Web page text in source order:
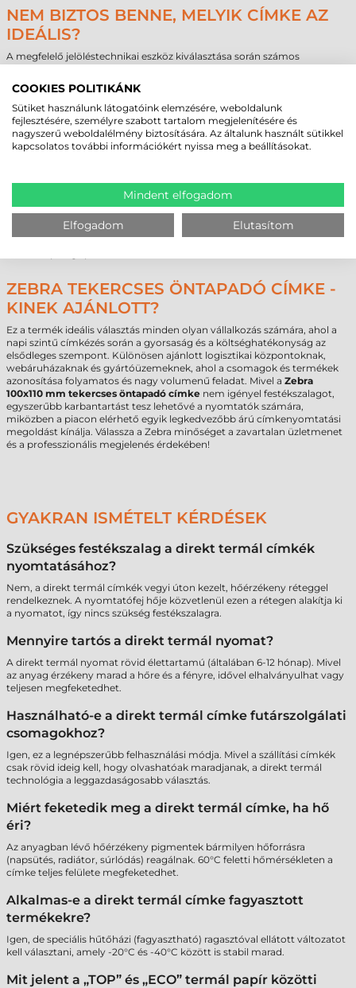
NEM BIZTOS BENNE, MELYIK CÍMKE AZ
IDEÁLIS?
A megfelelő jelöléstechnikai eszköz kiválasztása során számos
a felhasználási környezetig. A
címkekiváló általános célú megoldás, de speciális igények – például
extrém hideg, nedvesség vagy hosszú távú kültéri tárolás – esetén
érdemes megvizsgálni a műanyag alapanyagú vagy termotranszfer
alternatívákat is. A technológiai kompatibilitás és az elvárt élettartam
pontos meghatározása segít elkerülni a felesleges költségeket és a hibás
legmegfelelőbb kellékanyag kiválasztásában. Amennyiben egyedi
igényeik merülnek fel, vagy nagy volumenű beszerzést terveznek, kérjék
személyre szabott ajánlatunkat. A célunk, hogy olyan megoldást
biztosítsunk, amely a legoptimálisabb egyensúlyt teremti meg a
költségek, a tartósság és a nyomtatási minőség között, figyelembe véve
ZEBRA TEKERCSES ÖNTAPADÓ CÍMKE -
KINEK AJÁNLOTT?
Ez a termék ideális választás minden olyan vállalkozás számára, ahol a
napi szintű címkézés során a gyorsaság és a költséghatékonyság az
elsődleges szempont. Különösen ajánlott logisztikai központoknak,
webáruházaknak és gyártóüzemeknek, ahol a csomagok és termékek
azonosítása folyamatos és nagy volumenű feladat. Mivel a Zebra
100x110 mm tekercses öntapadó címke nem igényel festékszalagot,
egyszerűbb karbantartást tesz lehetővé a nyomtatók számára,
miközben a piacon elérhető egyik legkedvezőbb árú címkenyomtatási
megoldást kínálja. Válassza a Zebra minőséget a zavartalan üzletmenet
és a professzionális megjelenés érdekében!
GYAKRAN ISMÉTELT KÉRDÉSEK
Szükséges festékszalag a direkt termál címkék
nyomtatásához?
Nem, a direkt termál címkék vegyi úton kezelt, hőérzékeny réteggel
rendelkeznek. A nyomtatófej hője közvetlenül ezen a rétegen alakítja ki
a nyomatot, így nincs szükség festékszalagra.
Mennyire tartós a direkt termál nyomat?
A direkt termál nyomat rövid élettartamú (általában 6-12 hónap). Mivel
az anyag érzékeny marad a hőre és a fényre, idővel elhalványulhat vagy
teljesen megfeketedhet.
Használható-e a direkt termál címke futárszolgálati
csomagokhoz?
Igen, ez a legnépszerűbb felhasználási módja. Mivel a szállítási címkék
csak rövid ideig kell, hogy olvashatóak maradjanak, a direkt termál
technológia a leggazdaságosabb választás.
Miért feketedik meg a direkt termál címke, ha hő
éri?
Az anyagban lévő hőérzékeny pigmentek bármilyen hőforrásra
(napsütés, radiátor, súrlódás) reagálnak. 60°C feletti hőmérsékleten a
címke teljes felülete megfeketedhet.
Alkalmas-e a direkt termál címke fagyasztott
termékekre?
Igen, de speciális hűtőházi (fagyasztható) ragasztóval ellátott változatot
kell választani, amely -20°C és -40°C között is stabil marad.
Mit jelent a „TOP” és „ECO” termál papír közötti
COOKIES POLITIKÁNK
Sütiket használunk látogatóink elemzésére, weboldalunk
fejlesztésére, személyre szabott tartalom megjelenítésére és
nagyszerű weboldalélmény biztosítására. Az általunk használt sütikkel
kapcsolatos további információkért nyissa meg a beállításokat.
Mindent elfogadom
Elfogadom Elutasítom